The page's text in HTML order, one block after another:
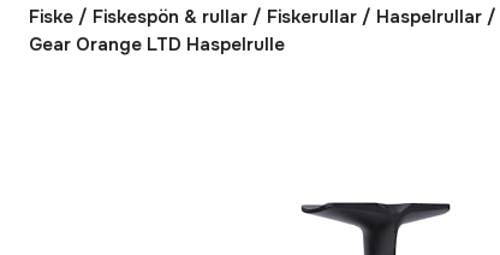
Deutschland
Fiske / Fiskespön & rullar / Fiskerullar / Haspelrullar /
Gear Orange LTD Haspelrulle